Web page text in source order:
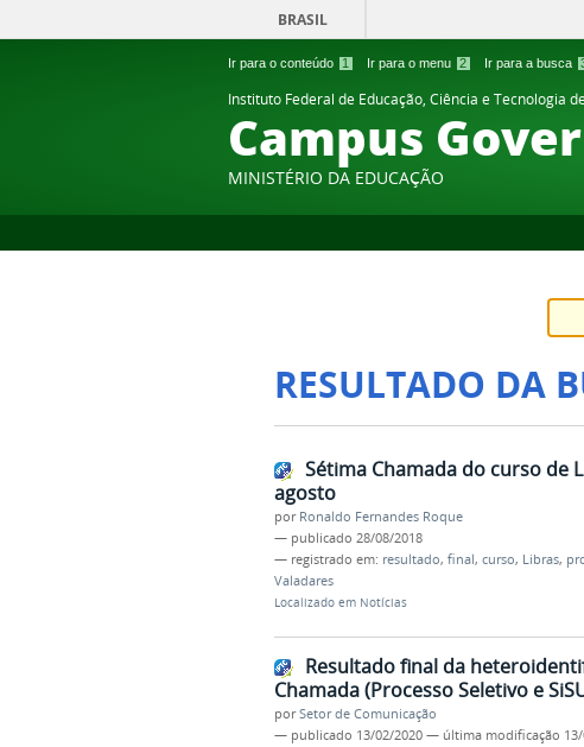
Ir para o conteúdo 1 Ir para o menu 2 Ir para a busca
BRASIL
Instituto Federal de Educação, Ciência e Tecnologia
Campus
MINISTÉRIO DA EDUCAÇÃO
RESULTADO DA
Sétima Chamada do curso de
agosto
por Ronaldo Fernandes Roque
— publicado 28/08/2018
— registrado em: resultado, final, curso, Libras,
Valadares
Localizado em Notícias
Resultado final da
Chamada (Processo Seletivo e
porSetor de Comunicação
— publicado 13/02/2020 — última modificação